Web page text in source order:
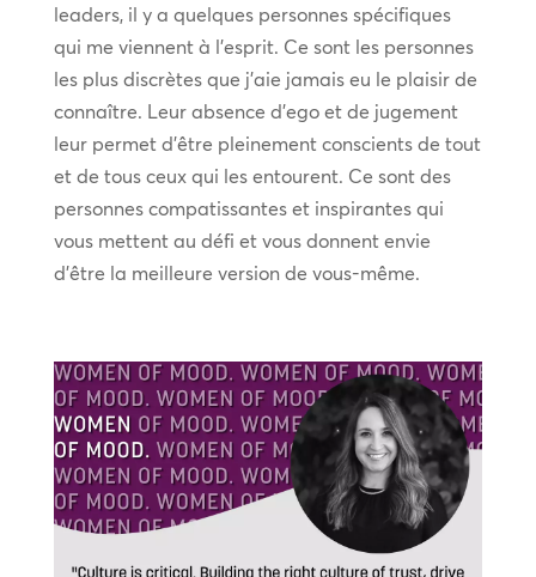
leaders, il y a quelques personnes spécifiques
qui me viennent à l’esprit. Ce sont les personnes
les plus discrètes que j’aie jamais eu le plaisir de
connaître. Leur absence d’ego et de jugement
leur permet d’être pleinement conscients de tout
et de tous ceux qui les entourent. Ce sont des
personnes compatissantes et inspirantes qui
vous mettent au défi et vous donnent envie
d’être la meilleure version de vous-même.